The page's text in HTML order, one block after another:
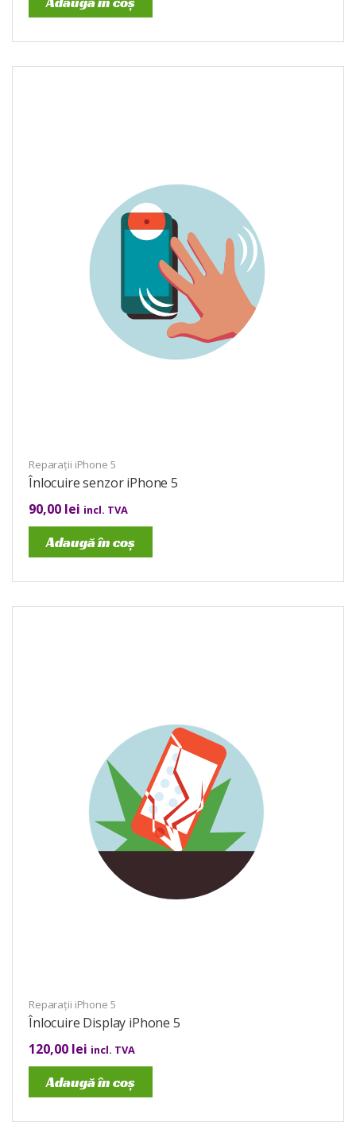
Reparații iPhone 5
Înlocuire senzor iPhone 5
90,00 lei incl. TVA
Adaugă în coș
Reparații iPhone 5
Înlocuire Display iPhone 5
120,00 lei incl. TVA
Adaugă în coș